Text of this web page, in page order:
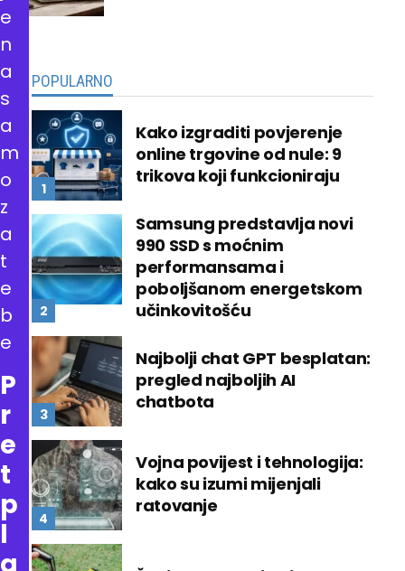
POPULARNO
Kako izgraditi povjerenje
online trgovine od nule: 9
trikova koji funkcioniraju
Samsung predstavlja novi
990 SSD s moćnim
performansama i
poboljšanom energetskom
učinkovitošću
Najbolji chat GPT besplatan:
pregled najboljih AI
chatbota
Vojna povijest i tehnologija:
kako su izumi mijenjali
ratovanje
e
n
a
s
a
m
o
z
a
t
e
b
e
P
r
e
t
p
l
a